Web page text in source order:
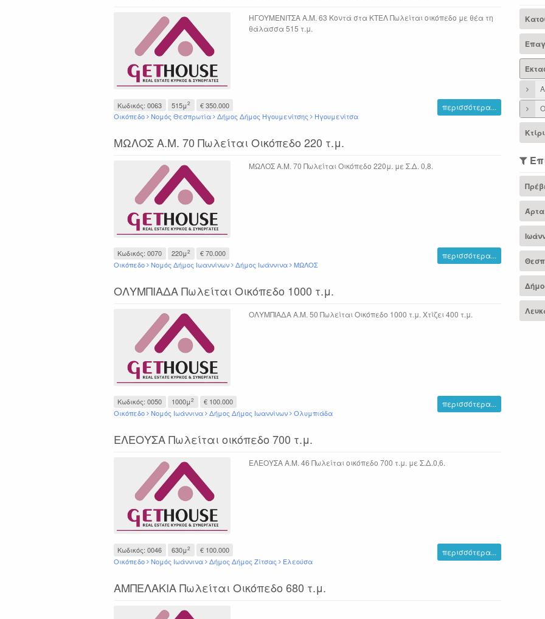
ΗΓΟΥΜΕΝΙΤΣΑ Α.Μ. 63 Κοντά στα ΚΤΕΛ Πωλείται οικόπεδο με θέα τη
θάλασσα 515 τ.μ.
Κωδικός: 0063 515μ2
€ 350.000
Οικόπεδο
Νομός Θεσπρωτία Δήμος Δήμος Ηγουμενίτσης Ηγουμενίτσα
περισσότερα...
ΜΩΛΟΣ Α.Μ. 70 Πωλείται Οικόπεδο 220 τ.μ.
ΜΩΛΟΣ Α.Μ. 70 Πωλείται Οικόπεδο 220μ. με Σ.Δ. 0,8.
Κωδικός: 0070 220μ2
€ 70.000
Οικόπεδο
Νομός Δήμος Ιωαννίνων Δήμος Ιωάννινα ΜΩΛΟΣ
περισσότερα...
ΟΛΥΜΠΙΑΔΑ Πωλείται Οικόπεδο 1000 τ.μ.
ΟΛΥΜΠΙΑΔΑ Α.Μ. 50 Πωλείται Οικόπεδο 1000 τ.μ. Χτίζει 400 τ.μ.
Κωδικός: 0050 1000μ2
€ 100.000
Οικόπεδο
Νομός Ιωάννινα Δήμος Δήμος Ιωαννίνων Ολυμπιάδα
περισσότερα...
ΕΛΕΟΥΣΑ Πωλείται οικόπεδο 700 τ.μ.
ΕΛΕΟΥΣΑ Α.Μ. 46 Πωλείται οικόπεδο 700 τ.μ. με Σ.Δ.0,6.
Κωδικός: 0046 630μ2
€ 100.000
Οικόπεδο
Νομός Ιωάννινα Δήμος Δήμος Ζίτσας Ελεούσα
περισσότερα...
ΑΜΠΕΛΑΚΙΑ Πωλείται Οικόπεδο 680 τ.μ.
Άρτα